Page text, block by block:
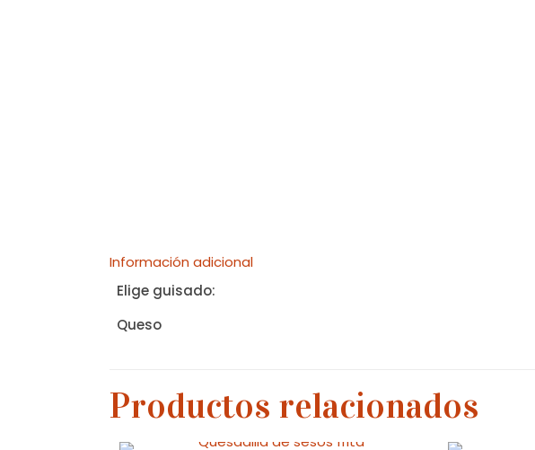
Información adicional
Elige guisado:
Queso
Productos relacionados